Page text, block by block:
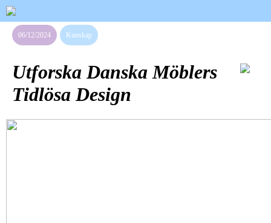
06/12/2024 Kunskap
Utforska Danska Möblers
Tidlösa Design